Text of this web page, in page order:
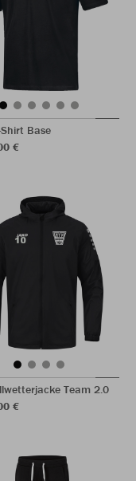
Shirt Base
€
Team 2.0
€